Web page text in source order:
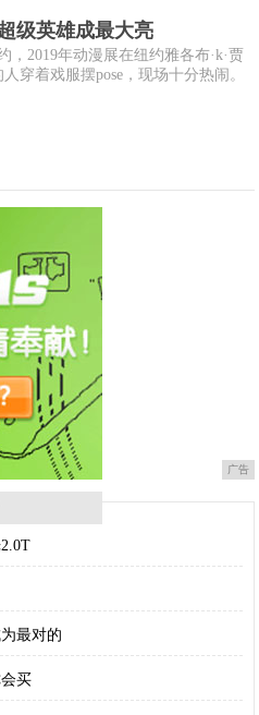
级英雄成最大亮
，2019年动漫展在纽约雅各布·k·贾
穿着戏服摆pose，现场十分热闹。
广告
最对的
买